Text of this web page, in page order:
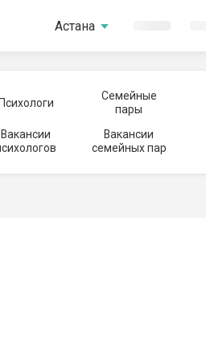
Астана
Семейные
пары
Вакансии
Вакансии
семейных пар